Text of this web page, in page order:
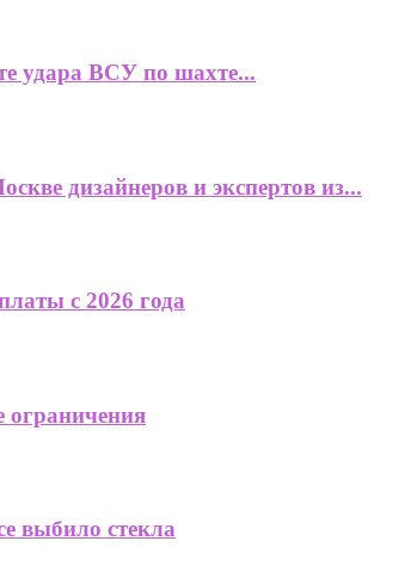
удара ВСУ по шахте...
дизайнеров и экспертов из...
с 2026 года
ограничения
выбило стекла